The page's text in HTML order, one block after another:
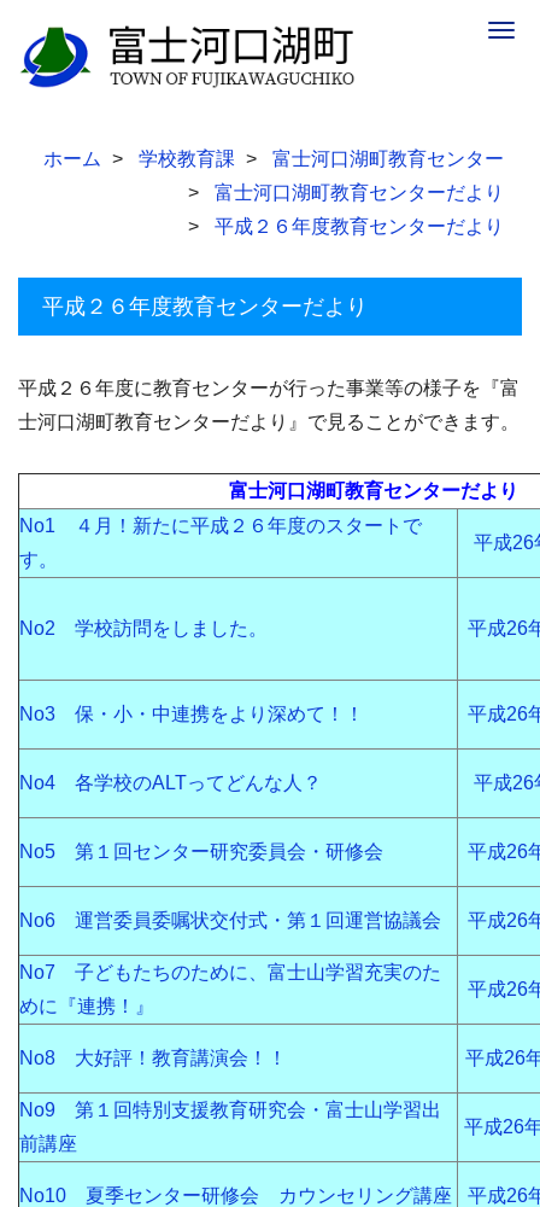
ホーム 学校教育課
富士河口湖町教育センター
富士河口湖町教育センターだより
平成２６年度教育センターだより
平成２６年度教育センターだより
平成２６年度に教育センターが行った事業等の様子を『富
士河口湖町教育センターだより』で見ることができます。
富士河口湖町教育センターだより
No1 ４月！新たに平成２６年度のスタートで
す。
平成26
No2 学校訪問をしました。 平成26
No3 保・小・中連携をより深めて！！ 平成26
No4 各学校のALTってどんな人？ 平成26
No5 第１回センター研究委員会・研修会 平成26
No6 運営委員委嘱状交付式・第１回運営協議会 平成26
No7 子どもたちのために、富士山学習充実のた
めに『連携！』
平成26
No8 大好評！教育講演会！！ 平成26
No9 第１回特別支援教育研究会・富士山学習出
前講座
平成26
No10 夏季センター研修会 カウンセリング講座 平成26